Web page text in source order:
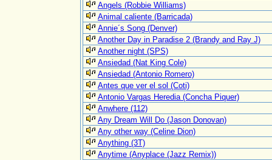
Angels (Robbie Williams)
Animal caliente (Barricada)
Annie´s Song (Denver)
Another Day in Paradise 2 (Brandy and Ray J)
Another night (SPS)
Ansiedad (Nat King Cole)
Ansiedad (Antonio Romero)
Antes que ver el sol (Coti)
Antonio Vargas Heredia (Concha Piquer)
Anwhere (112)
Any Dream Will Do (Jason Donovan)
Any other way (Celine Dion)
Anything (3T)
Anytime (Anyplace (Jazz Remix))